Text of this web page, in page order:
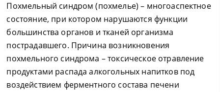
Похмельный синдром (похмелье) – многоаспектное
состояние, при котором нарушаются функции
большинства органов и тканей организма
пострадавшего. Причина возникновения
похмельного синдрома – токсическое отравление
продуктами распада алкогольных напитков под
воздействием ферментного состава печени